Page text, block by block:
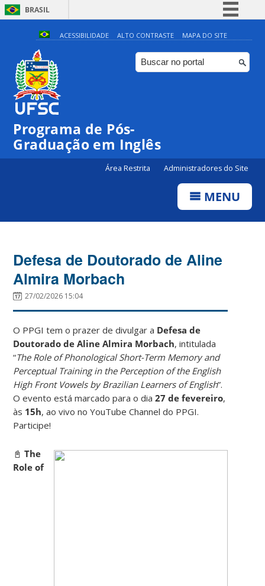
BRASIL
Simplifique!
Comunica BR
Participe
ACESSIBILIDADE ALTO CONTRASTE MAPA DO SITE
Programa de Pós-
Graduação em Inglês
Área Restrita Administradores do Site
MENU
Defesa de Doutorado de Aline
Almira Morbach
27/02/2026 15:04
O PPGI tem o prazer de divulgar a Defesa de
Doutorado de Aline Almira Morbach, intitulada
“The Role of Phonological Short-Term Memory and
Perceptual Training in the Perception of the English
High Front Vowels by Brazilian Learners of English”.
O evento está marcado para o dia 27 de fevereiro,
às 15h, ao vivo no YouTube Channel do PPGI.
Participe!
📓The
Role of